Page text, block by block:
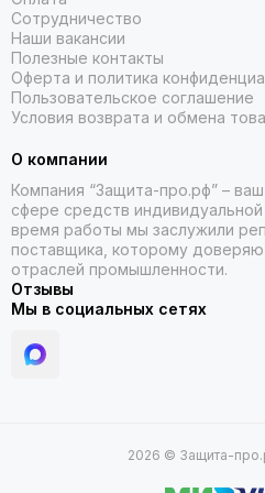
При выборе защитного щитка от
излучения обратите внимание
характеристики:
уровень защиты от УФ-
деятельности;
удобство и эргономика —
сидеть на лице и не
прочность и долговечность
чтобы щиток был изготовлен
устойчивых к износу
Также полезно ознакомиться с
покупателей, чтобы узнать об
конкретных моделей.
В нашем магазине вы найдёте
Сотрудничество
Наши вакансии
Полезные контакты
Оферта и политика
Пользовательское соглашение
Условия возврата и обмена
О компании
Компания “Защита-про.рф” –
сфере средств
время работы мы заслужили
поставщика, которому
отраслей промышленности.
Отзывы
Мы в социальных сетях
2026 © Защита-